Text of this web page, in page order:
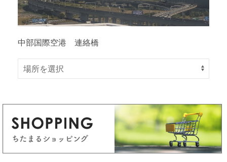
中部国際空港 連絡橋